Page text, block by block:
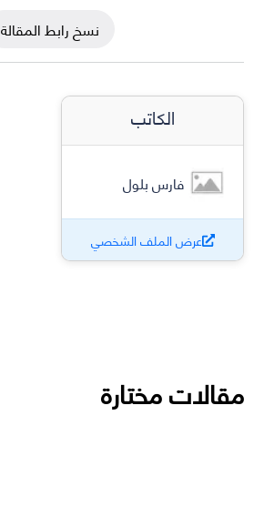
نسخ رابط المقالة
الكاتب
فارس بلول
عرض الملف الشخصي
مقالات مختارة